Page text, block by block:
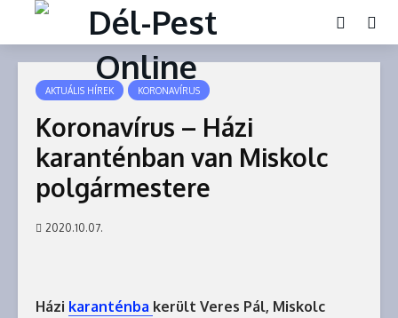
AKTUÁLIS HÍREK KORONAVÍRUS
Koronavírus – Házi
karanténban van Miskolc
polgármestere
2020.10.07.
Házi karanténba került Veres Pál, Miskolc